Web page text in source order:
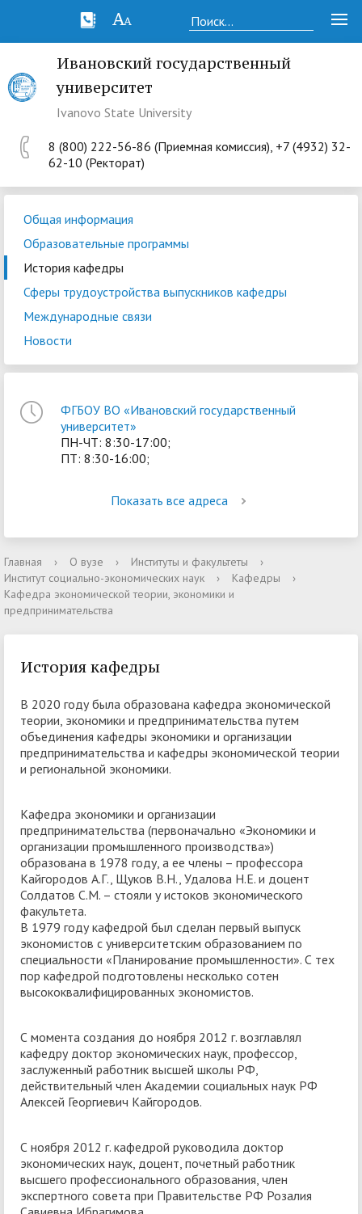
Ивановский государственный
университет
Ivanovo State University
8 (800) 222-56-86 (Приемная комиссия), +7 (4932) 32-
62-10 (Ректорат)
Общая информация
Образовательные программы
История кафедры
Сферы трудоустройства выпускников кафедры
Международные связи
Новости
ФГБОУ ВО «Ивановский государственный
университет»
ПН-ЧТ: 8:30-17:00;
ПТ: 8:30-16:00;
Показать все адреса
Главная › О вузе › Институты и факультеты
›
Институт социально-экономических наук
› Кафедры
›
Кафедра экономической теории, экономики и
предпринимательства
История кафедры
В 2020 году была образована кафедра экономической
теории, экономики и предпринимательства путем
объединения кафедры экономики и организации
предпринимательства и кафедры экономической теории
и региональной экономики.
Кафедра экономики и организации
предпринимательства (первоначально «Экономики и
организации промышленного производства»)
образована в 1978 году, а ее члены – профессора
Кайгородов А.Г., Щуков В.Н., Удалова Н.Е. и доцент
Солдатов С.М. – стояли у истоков экономического
факультета.
В 1979 году кафедрой был сделан первый выпуск
экономистов с университетским образованием по
специальности «Планирование промышленности». С тех
пор кафедрой подготовлены несколько сотен
высококвалифицированных экономистов.
С момента создания до ноября 2012 г. возглавлял
кафедру доктор экономических наук, профессор,
заслуженный работник высшей школы РФ,
действительный член Академии социальных наук РФ
Алексей Георгиевич Кайгородов.
С ноября 2012 г. кафедрой руководила доктор
экономических наук, доцент, почетный работник
высшего профессионального образования, член
экспертного совета при Правительстве РФ Розалия